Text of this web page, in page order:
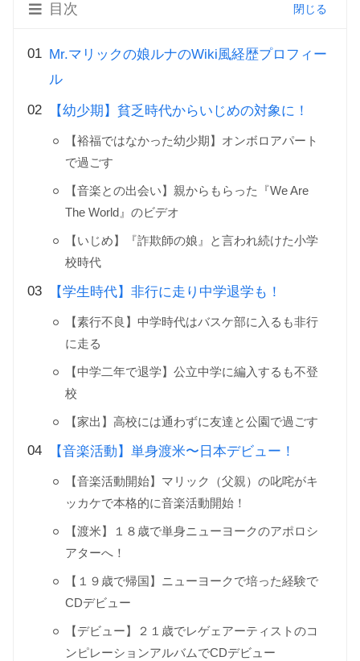
目次
Mr.マリックの娘ルナのWiki風経歴プロフィー
ル
【幼少期】貧乏時代からいじめの対象に！
【裕福ではなかった幼少期】オンボロアパート
で過ごす
【音楽との出会い】親からもらった『We Are
The World』のビデオ
【いじめ】『詐欺師の娘』と言われ続けた小学
校時代
【学生時代】非行に走り中学退学も！
【素行不良】中学時代はバスケ部に入るも非行
に走る
【中学二年で退学】公立中学に編入するも不登
校
【家出】高校には通わずに友達と公園で過ごす
【音楽活動】単身渡米〜日本デビュー！
【音楽活動開始】マリック（父親）の叱咤がキ
ッカケで本格的に音楽活動開始！
【渡米】１８歳で単身ニューヨークのアポロシ
アターへ！
【１９歳で帰国】ニューヨークで培った経験で
CDデビュー
【デビュー】２１歳でレゲェアーティストのコ
ンピレーションアルバムでCDデビュー